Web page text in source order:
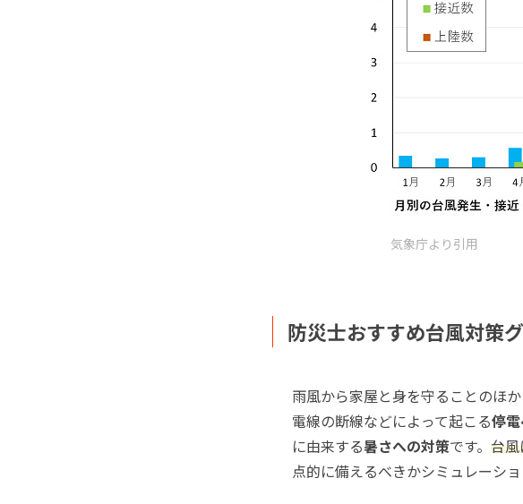
気象庁より引用
防災士おすすめ台風対策
雨風から家屋と身を守ることのほ
電線の断線などによって起こる停
に由来する暑さへの対策です。 台
点的に備えるべきかシミュレーショ